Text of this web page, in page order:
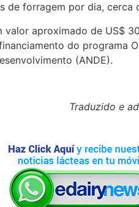
de forragem por dia, cerca
valor aproximado de US$
do programa
(ANDE).
Traduzido e